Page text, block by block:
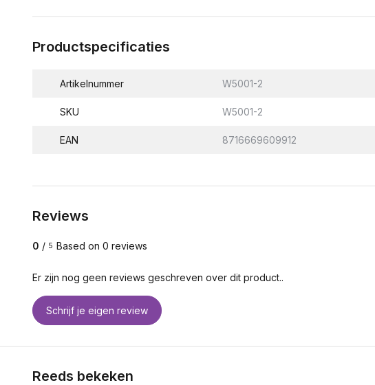
Productspecificaties
Artikelnummer W5001-2
SKU W5001-2
EAN 8716669609912
Reviews
0 / 5 Based on 0 reviews
Er zijn nog geen reviews geschreven over dit product..
Schrijf je eigen review
Reeds bekeken